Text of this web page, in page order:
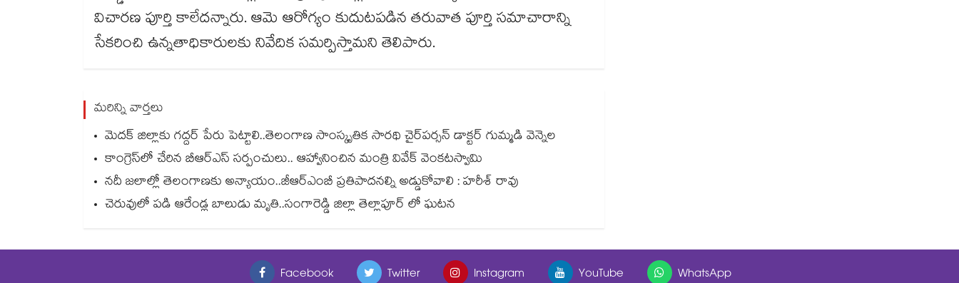
విచారణ పూర్తి కాలేదన్నారు. ఆమె ఆరోగ్యం కుదుటపడిన తరువాత పూర్తి సమాచారాన్ని
సేకరించి ఉన్నతాధికారులకు నివేదిక సమర్పిస్తామని తెలిపారు.
మరిన్ని వార్తలు
మెదక్ జిల్లాకు గద్దర్ పేరు పెట్టాలి..తెలంగాణ సాంస్కృతిక సారథి చైర్‌‌పర్సన్ డాక్టర్ గుమ్మడి వెన్నెల
కాంగ్రెస్‌‌‌‌లో చేరిన బీఆర్ఎస్ సర్పంచులు.. ఆహ్వానించిన మంత్రి వివేక్ వెంకటస్వామి
నదీ జలాల్లో తెలంగాణకు అన్యాయం..జీఆర్ఎంబీ ప్రతిపాదనల్ని అడ్డుకోవాలి : హరీశ్ రావు
చెరువులో పడి ఆరేండ్ల బాలుడు మృతి..సంగారెడ్డి జిల్లా తెల్లాపూర్ లో ఘటన
Facebook Twitter Instagram YouTube WhatsApp